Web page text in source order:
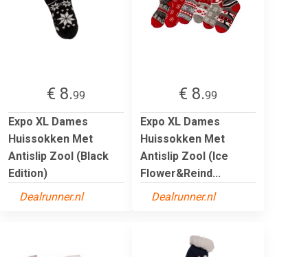
€ 8.99
Expo XL Dames
Huissokken Met
Antislip Zool (Black
Edition)
Dealrunner.nl
€ 8.99
Expo XL Dames
Huissokken Met
Antislip Zool (Ice
Flower&Reind...
Dealrunner.nl